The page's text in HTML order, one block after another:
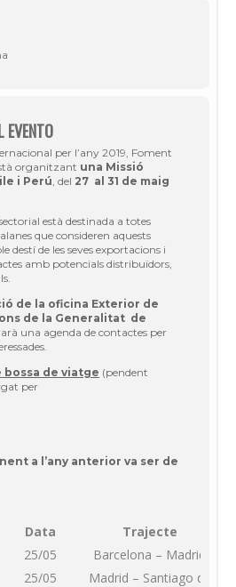
EVENTO
per l’any 2019, Foment
organitzant una Missió
i Perú , del 27 al 31 de maig
està destinada a totes
que consideren aquests
destí de les seves exportacions i
amb potencials distribuïdors,
de la oficina Exterior de
de la Generalitat de
una agenda de contactes per
bossa de viatge (pendent
per
a l’any anterior va ser de
Data
Trajecte
25/05
Barcelona – Madrid
25/05
Madrid – Santiago de